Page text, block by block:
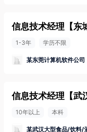
信息技术经理 【东
1-3年 学历不限
某东莞计算机软件公司
信息技术经理 【武
10年以上 本科
某武汉大型食品/饮料/